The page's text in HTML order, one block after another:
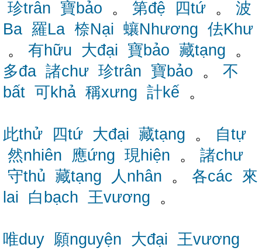
珍trân 寶bảo 。 第đệ 四tứ 。 波
Ba 羅La 㮈Nại 蠰Nhương 佉Khư
。 有hữu 大đại 寶bảo 藏tạng 。
多đa 諸chư 珍trân 寶bảo 。 不
bất 可khả 稱xưng 計kế 。
此thử 四tứ 大đại 藏tạng 。 自tự
然nhiên
應ứng 現hiện 。 諸chư
守thủ 藏tạng 人nhân 。 各các 來
lai
白bạch 王vương 。
唯duy 願nguyện 大đại 王vương